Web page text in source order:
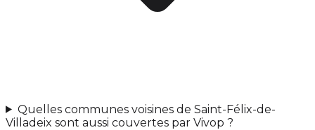
Quelles communes voisines de Saint-Félix-de-
Villadeix sont aussi couvertes par Vivop ?